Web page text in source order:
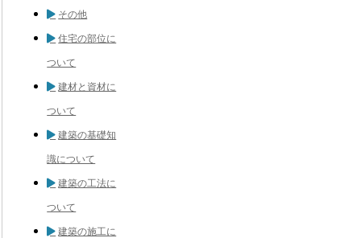
その他
住宅の部位に
ついて
建材と資材に
ついて
建築の基礎知
識について
建築の工法に
ついて
建築の施工に